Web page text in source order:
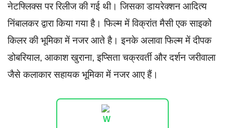
नेटफ्लिक्स पर रिलीज की गई थी। जिसका डायरेक्शन आदित्य
निंबालकर द्वारा किया गया है। फिल्म में विक्रांत मैसी एक साइको
किलर की भूमिका में नजर आते है। इनके अलावा फिल्म में दीपक
डोबरियाल, आकाश खुराना, इप्सिता चक्रवर्ती और दर्शन जरीवाला
जैसे कलाकार सहायक भूमिका में नजर आए हैं।